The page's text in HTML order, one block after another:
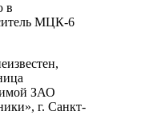
в
МЦК-6
ЗАО
г. Санкт-